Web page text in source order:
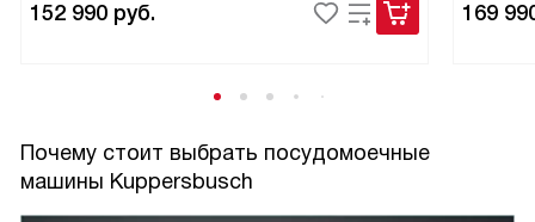
152 990 руб. 169
Почему стоит выбрать посудомоечные
машины Kuppersbusch